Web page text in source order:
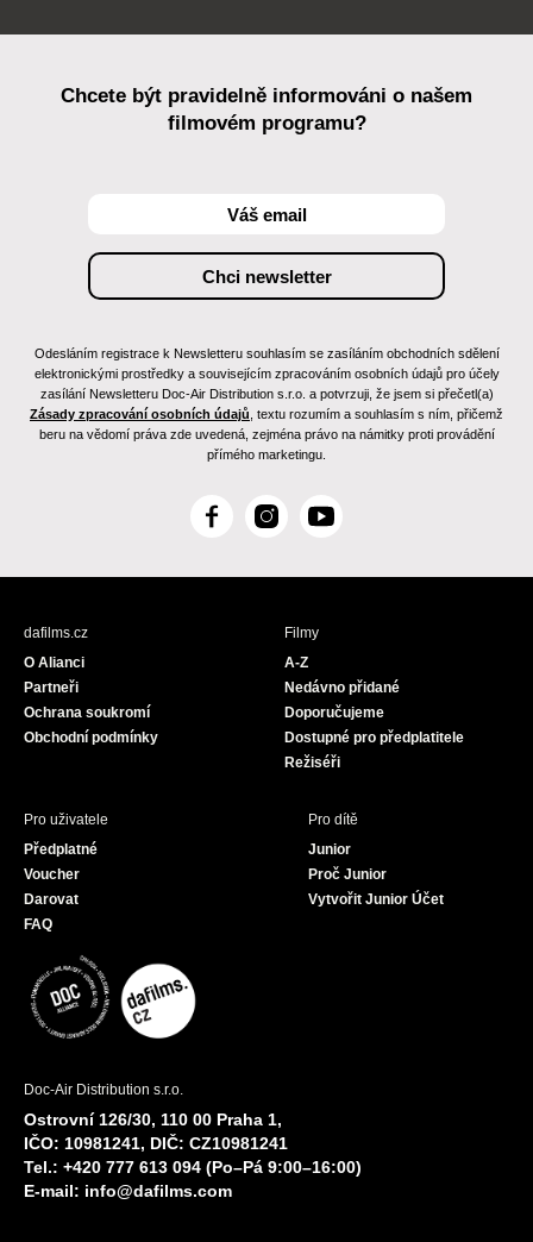
Chcete být pravidelně informováni o našem
filmovém programu?
Odesláním registrace k Newsletteru souhlasím se zasíláním obchodních sdělení
elektronickými prostředky a souvisejícím zpracováním osobních údajů pro účely
zasílání Newsletteru Doc-Air Distribution s.r.o. a potvrzuji, že jsem si přečetl(a)
Zásady zpracování osobních údajů , textu rozumím a souhlasím s ním, přičemž
beru na vědomí práva zde uvedená, zejména právo na námitky proti provádění
přímého marketingu.
F
c
I
s
Y
u
dafilms.cz
O Alianci
Partneři
Ochrana soukromí
Obchodní podmínky
Filmy
A-Z
Nedávno přidané
Doporučujeme
Dostupné pro předplatitele
Režiséři
Pro uživatele
Předplatné
Voucher
Darovat
FAQ
Pro dítě
Junior
Proč Junior
Vytvořit Junior Účet
Doc-Air Distribution s.r.o.
Ostrovní 126/30, 110 00 Praha 1,
IČO: 10981241, DIČ: CZ10981241
Tel.: +420 777 613 094 (Po–Pá 9:00–16:00)
E-mail: info@dafilms.com